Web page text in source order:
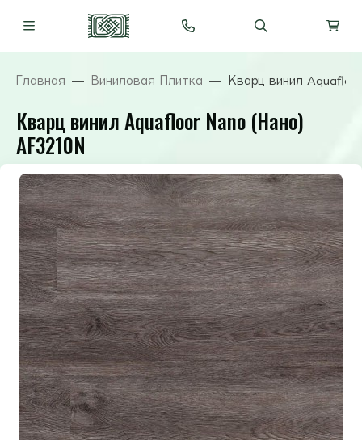
Главная Виниловая Плитка Кварц винил
Кварц винил Aquafloor Nano (Нано)
AF3210N